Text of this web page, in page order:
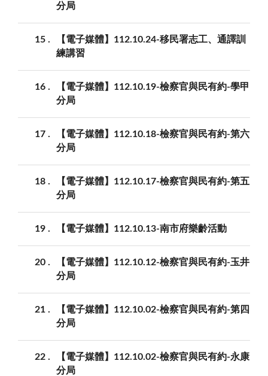
分局
15
【電子媒體】112.10.24-移民署志工、通譯訓
練講習
16
【電子媒體】112.10.19-檢察官與民有約-學甲
分局
17
【電子媒體】112.10.18-檢察官與民有約-第六
分局
18
【電子媒體】112.10.17-檢察官與民有約-第五
分局
19 【電子媒體】112.10.13-南市府樂齡活動
20
【電子媒體】112.10.12-檢察官與民有約-玉井
分局
21
【電子媒體】112.10.02-檢察官與民有約-第四
分局
22
【電子媒體】112.10.02-檢察官與民有約-永康
分局